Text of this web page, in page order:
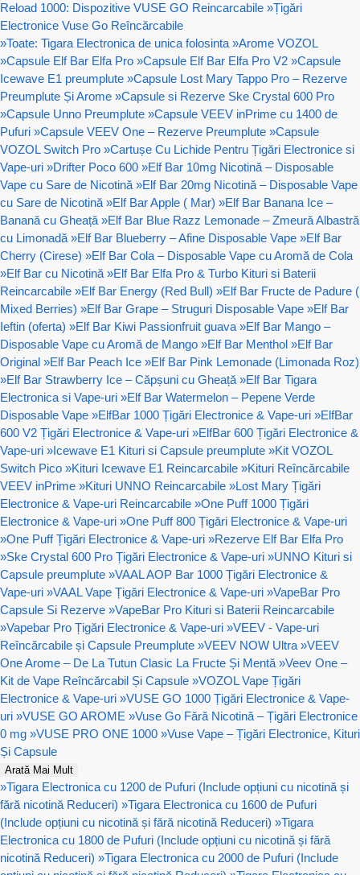
Reload 1000: Dispozitive VUSE GO Reincarcabile »Țigări
Electronice Vuse Go Reîncărcabile
»Toate: Tigara Electronica de unica folosinta »Arome VOZOL
»Capsule Elf Bar Elfa Pro »Capsule Elf Bar Elfa Pro V2 »Capsule
Icewave E1 preumplute »Capsule Lost Mary Tappo Pro – Rezerve
Preumplute Și Arome »Capsule si Rezerve Ske Crystal 600 Pro
»Capsule Unno Preumplute »Capsule VEEV inPrime cu 1400 de
Pufuri »Capsule VEEV One – Rezerve Preumplute »Capsule
VOZOL Switch Pro »Cartușe Cu Lichide Pentru Țigări Electronice si
Vape-uri »Drifter Poco 600 »Elf Bar 10mg Nicotină – Disposable
Vape cu Sare de Nicotină »Elf Bar 20mg Nicotină – Disposable Vape
cu Sare de Nicotină »Elf Bar Apple ( Mar) »Elf Bar Banana Ice –
Banană cu Gheață »Elf Bar Blue Razz Lemonade – Zmeură Albastră
cu Limonadă »Elf Bar Blueberry – Afine Disposable Vape »Elf Bar
Cherry (Cirese) »Elf Bar Cola – Disposable Vape cu Aromă de Cola
»Elf Bar cu Nicotină »Elf Bar Elfa Pro & Turbo Kituri si Baterii
Reincarcabile »Elf Bar Energy (Red Bull) »Elf Bar Fructe de Padure (
Mixed Berries) »Elf Bar Grape – Struguri Disposable Vape »Elf Bar
Ieftin (oferta) »Elf Bar Kiwi Passionfruit guava »Elf Bar Mango –
Disposable Vape cu Aromă de Mango »Elf Bar Menthol »Elf Bar
Original »Elf Bar Peach Ice »Elf Bar Pink Lemonade (Limonada Roz)
»Elf Bar Strawberry Ice – Căpșuni cu Gheață »Elf Bar Tigara
Electronica si Vape-uri »Elf Bar Watermelon – Pepene Verde
Disposable Vape »ElfBar 1000 Țigări Electronice & Vape-uri »ElfBar
600 V2 Țigări Electronice & Vape-uri »ElfBar 600 Țigări Electronice &
Vape-uri »Icewave E1 Kituri si Capsule preumplute »Kit VOZOL
Switch Pico »Kituri Icewave E1 Reincarcabile »Kituri Reîncărcabile
VEEV inPrime »Kituri UNNO Reincarcabile »Lost Mary Țigări
Electronice & Vape-uri Reincarcabile »One Puff 1000 Țigări
Electronice & Vape-uri »One Puff 800 Țigări Electronice & Vape-uri
»One Puff Țigări Electronice & Vape-uri »Rezerve Elf Bar Elfa Pro
»Ske Crystal 600 Pro Țigări Electronice & Vape-uri »UNNO Kituri si
Capsule preumplute »VAAL AOP Bar 1000 Țigări Electronice &
Vape-uri »VAAL Vape Țigări Electronice & Vape-uri »VapeBar Pro
Capsule Si Rezerve »VapeBar Pro Kituri si Baterii Reincarcabile
»Vapebar Pro Țigări Electronice & Vape-uri »VEEV - Vape-uri
Reîncărcabile și Capsule Preumplute »VEEV NOW Ultra »VEEV
One Arome – De La Tutun Clasic La Fructe Și Mentă »Veev One –
Kit de Vape Reîncărcabil Și Capsule »VOZOL Vape Țigări
Electronice & Vape-uri »VUSE GO 1000 Țigări Electronice & Vape-
uri »VUSE GO AROME »Vuse Go Fără Nicotină – Țigări Electronice
0 mg »VUSE PRO ONE 1000 »Vuse Vape – Țigări Electronice, Kituri
Și Capsule
Arată Mai Mult
»Tigara Electronica cu 1200 de Pufuri (Include opțiuni cu nicotină și
fără nicotină Reduceri) »Tigara Electronica cu 1600 de Pufuri
(Include opțiuni cu nicotină și fără nicotină Reduceri) »Tigara
Electronica cu 1800 de Pufuri (Include opțiuni cu nicotină și fără
nicotină Reduceri) »Tigara Electronica cu 2000 de Pufuri (Include